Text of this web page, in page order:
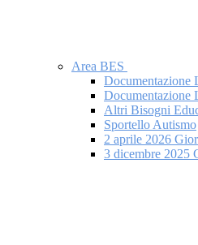
Area BES
Documentazione
Documentazione
Altri Bisogni
Sportello Autismo
2 aprile 2026
3 dicembre 2025